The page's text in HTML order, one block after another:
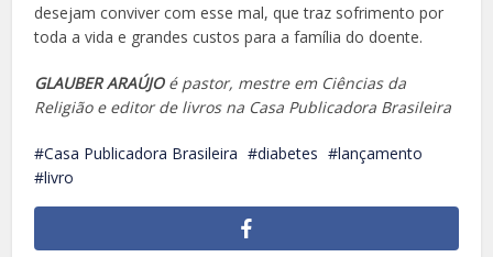
desejam conviver com esse mal, que traz sofrimento por
toda a vida e grandes custos para a família do doente.
GLAUBER ARAÚJOé pastor, mestre em Ciências da
Religião e editor de livros na Casa Publicadora Brasileira
Casa Publicadora Brasileira diabetes
lançamento
livro